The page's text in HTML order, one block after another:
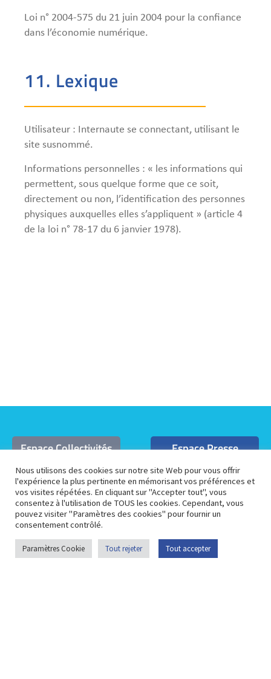
Loi n° 2004-575 du 21 juin 2004 pour la confiance
dans l’économie numérique.
11. Lexique
Utilisateur : Internaute se connectant, utilisant le
site susnommé.
Informations personnelles : « les informations qui
permettent, sous quelque forme que ce soit,
directement ou non, l’identification des personnes
physiques auxquelles elles s’appliquent » (article 4
de la loi n° 78-17 du 6 janvier 1978).
Espace Collectivités Espace Presse
Espace Pédagogique Espace Membre
Plan du site
opendata
Nous utilisons des cookies sur notre site Web pour vous offrir
l'expérience la plus pertinente en mémorisant vos préférences et
vos visites répétées. En cliquant sur "Accepter tout", vous
consentez à l'utilisation de TOUS les cookies. Cependant, vous
pouvez visiter "Paramètres des cookies" pour fournir un
consentement contrôlé.
Paramètres Cookie Tout rejeter Tout accepter